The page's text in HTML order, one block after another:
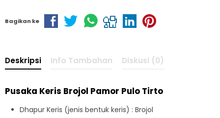
Bagikan ke
Deskripsi Info Tambahan Diskusi (0)
Pusaka Keris Brojol Pamor Pulo Tirto
Dhapur Keris (jenis bentuk keris) : Brojol